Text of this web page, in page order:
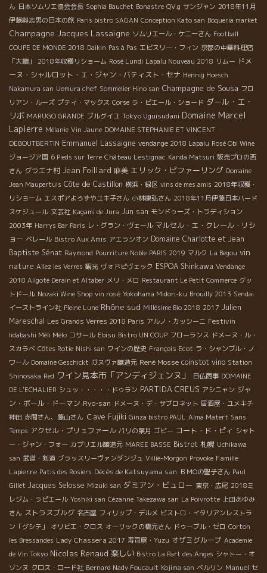
ん 日本ソムリエ協会会長 Sophia Bauchet Bonastre QV.g サンジャン 2018年11月
伊藤與志男の日本の旅 Paris bistro SAGAN Conception Kato san Boqueria market
Champagne Jacques Lassaigne ソムリエール・ケニーさん Football
COUPE DE MONDE 2018 Daikin Pas à Pas エピスリー・フィン 京都の中華料理店
「大鵬」
2018年収穫リショーム Rosé Lundi Lapalu Nouveau 2018 リムー ドメ
ーヌ・シャルロット・エ・ジャン・バティスト・セナ Hennig Hoesch
Nakamura san Uemura chef Sommelier Hino san Champagne de Sousa フロ
リアン・ルーズ プティ・マックス Corse ラ・ピエール・ショード ダール・エ・
リボ MARUGO GRANDE ブルグイユ Tokyo Uguisudani Domaine Marcel
Lapierre Mélanie Vin Jaune DOMAINE STEPHANIE ET VINCENT
DEBOUTBERTIN Emmanuel Lassaigne vendange 2018 Lapalu Rosé Obi Wine
ジョージア国 6 Pieds sur Terre Château Lestignac Kanda Matsuri 販売プロの西
さん グラエナ村 Jean Foillard 麻美 エリック・ピファーリング Domaine
Jean Maupertuis Côte de Castillon 横浜・緑区 vins de mes amis 2018年収穫・
リショーム エスポアよろずやユキ子さん 小林康弘さん 2018年11月伊藤日本ハード
スケジュール 文芸社 Kagami de Jura Jun san モンドゥーズ・トラディション
2003年 Harrys Bar Paris レ・グラン・ヴェール マルセル・エ・クレール・リシ
ョー ベレール Bistro Aux Amis アエラシオン Domaine Charlotte et Jean
Baptiste Sénat Raymond Pourriture Noble PARIS 2019 マルク La Begou vin
nature Allez les Verres 観光 ヴォドピヴェック ESPOA Shinkawa Vendange
2018 Aligoté Derain et Altaber メリ・メロ Restaurant Le Petit Commerce グッ
トドール Nozaki Wine Shop vin rosé Yokohama Midori-ku Brouilly 2013 Sendai
イーストライン社 Pleine Lune Rhône sud Millésime Bio 2018 2017 Julien
Mareschal Les Grands Verres 2018 Paris アルノ・カッシーニ Festivin
Iidabashi Méli Mélo コサール Ebisu Bistro UN COUP フローランス ドメーヌ・ル・
スカラベ Côtes Rotie Nishi san ワインの歴史 François Ecot ラ・シャンブル・ノ
ワール Domaine Geschickt ガヌヴァ醸造元 René Mosse coinstot vino Station
Shinosaka Red ワイン見本市「アンディジェンヌ」 日仏商事 DOMAINE
DE L'ECHALIER シュッ・・・・・ドゥラン PARTIDA CREUS アシニャン ジャ
ン・ポール・ドーマン Ryo-san ドメーヌ・デ・サブロネット 居酒屋・ユメキチ
神田 赤間さん、藤山さん Ｃave Fujiki Ginza bistro PAUL Alma Matert Sans
Temps アクセル・プリュファール パリの葉月 ゴビー コート・ド・ピィ シャト
ー・ジャン・フォー カプリエル醸造元 MAREE BASSE Bistrot 札幌 Uchikawa
san 武道・剣道 ブラッスリーヴァンダンジュ Villié-Morgon Provoke Famille
Lapierre Patis des Rosiers Décès de Katsuyama san ＢＭОの聖子さん Paul
Gillet Jacques Selosse Mizuki san ダミアン・ビュロー 東京・広尾 2018ミ
レジム・ラピエール Yoshiki san Cézanne Takezawa san La Poivrotte 上田あゆみ
さん ストラスブルグ 名古屋 フィリップ・デルメ ビストロ・イタリアンレストラ
ン「グシテ」
オリビエ・クロス オーリックの橋元さん ドゥーブル・ゼロ Corton
les Bressandes Lady Chassera 2017 寿司屋・Yuzu オザミグループ Academie
de Vin Tokyo Nicolas Renaud 楽しい Bistro La Part des Anges シャトー・オ
ゾンヌ クロス・ロード社 Bernard Nady Foucault Kojima san ベルリン Manuel セ